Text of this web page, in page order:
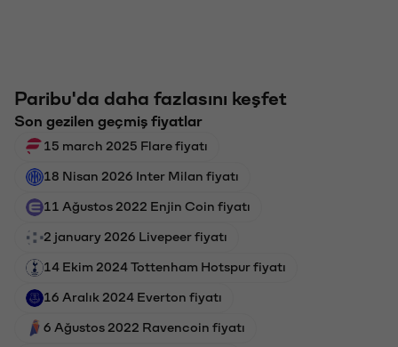
Paribu'da daha fazlasını keşfet
Son gezilen geçmiş fiyatlar
15 march 2025 Flare fiyatı
18 Nisan 2026 Inter Milan fiyatı
11 Ağustos 2022 Enjin Coin fiyatı
2 january 2026 Livepeer fiyatı
14 Ekim 2024 Tottenham Hotspur fiyatı
16 Aralık 2024 Everton fiyatı
6 Ağustos 2022 Ravencoin fiyatı